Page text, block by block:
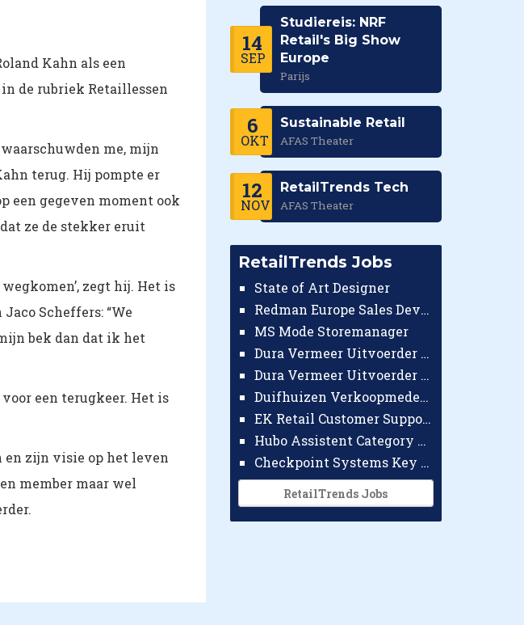
Kahn als een
in de rubriek Retaillessen
me, mijn
terug. Hij pompte er
een gegeven moment ook
ze de stekker eruit
zegt hij. Het is
Scheffers: “We
bek dan dat ik het
een terugkeer. Het is
en zijn visie op het leven
member maar wel
14
SEP
Studiereis: NRF
Retail's Big Show
Europe
Parijs
6
OKT
Sustainable Retail
AFAS Theater
12
NOV
RetailTrends Tech
AFAS Theater
RetailTrends Jobs
State of Art Designer
Redman Europe Sales Developer (Europe)
MS Mode Storemanager
Dura Vermeer Uitvoerder GWW Amsterdam
Dura Vermeer Uitvoerder Civiel Nijmegen
Duifhuizen Verkoopmedewerker Ridderkerk
EK Retail Customer Support Omnichannel
Hubo Assistent Category Manager
Checkpoint Systems Key Accountmanager Benelux
RetailTrends Jobs